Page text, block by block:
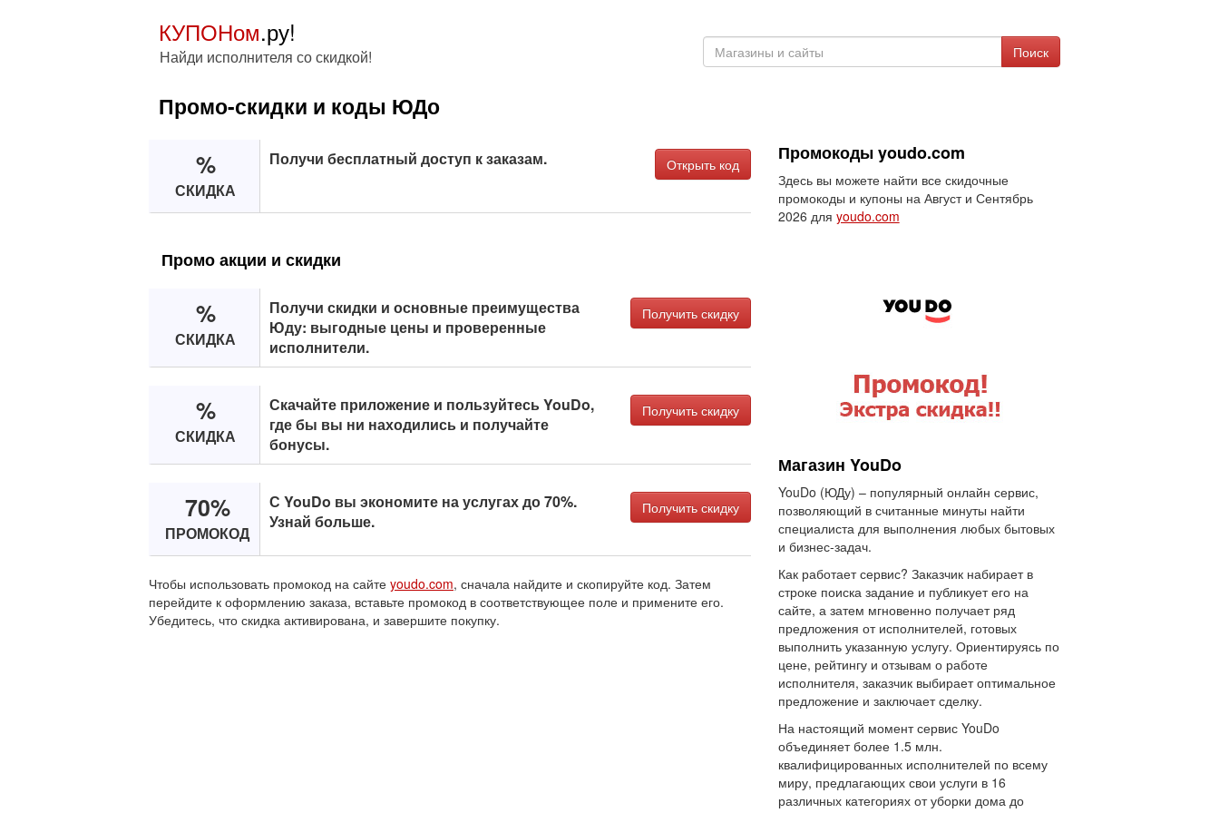
КУПОНом.ру!
Найди исполнителя со скидкой! Поиск
Промо-скидки и коды ЮДо
%
СКИДКА
Получи бесплатный доступ к заказам. Открыть код
Промо акции и скидки
%
СКИДКА
Получи скидки и основные преимущества
Юду: выгодные цены и проверенные
исполнители.
Получить скидку
%
СКИДКА
Скачайте приложение и пользуйтесь YouDo,
где бы вы ни находились и получайте
бонусы.
Получить скидку
70%
ПРОМОКОД
С YouDo вы экономите на услугах до 70%.
Узнай больше.
Получить скидку
Чтобы использовать промокод на сайте youdo.com, сначала найдите и скопируйте код. Затем
перейдите к оформлению заказа, вставьте промокод в соответствующее поле и примените его.
Убедитесь, что скидка активирована, и завершите покупку.
Промокоды youdo.com
Здесь вы можете найти все скидочные
промокоды и купоны на Август и Сентябрь
2026 для youdo.com
Магазин YouDo
YouDo (ЮДу) – популярный онлайн сервис,
позволяющий в считанные минуты найти
специалиста для выполнения любых бытовых
и бизнес-задач.
Как работает сервис? Заказчик набирает в
строке поиска задание и публикует его на
сайте, а затем мгновенно получает ряд
предложения от исполнителей, готовых
выполнить указанную услугу. Ориентируясь по
цене, рейтингу и отзывам о работе
исполнителя, заказчик выбирает оптимальное
предложение и заключает сделку.
На настоящий момент сервис YouDo
объединяет более 1.5 млн.
квалифицированных исполнителей по всему
миру, предлагающих свои услуги в 16
различных категориях от уборки дома до